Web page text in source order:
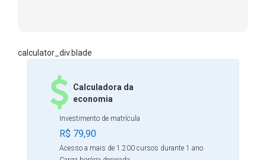
formação está estruturada em módulos, os quais se
subdividem em unidades de aprendizagens com
curadoria de materiais. Todas as unidades estabelecem
relação entre si e procuram, ao fim e ao cabo, ampliar o
horizonte da compreensão histórica, do marco legal e
pedagógico da lógica de formação por competências e
calculator_div.blade
Calculadora da
economia
Investimento de matrícula
R$ 79,90
Acesso a mais de 1.200 cursos durante 1 ano